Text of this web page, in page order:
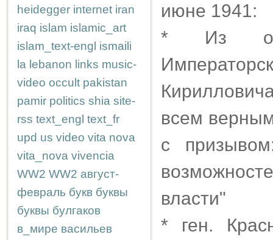
heidegger internet iran
iraq islam islamic_art
islam_text-engl ismaili
la lebanon links music-
video occult pakistan
pamir politics shia site-
rss text_engl text_fr
upd us video vita nova
vita_nova vivencia
WW2 WW2 август-
февраль букв буквы
буквы булгаков
в_мире васильев
июне 1941:
* Из
всем
с
власти"
* ген.